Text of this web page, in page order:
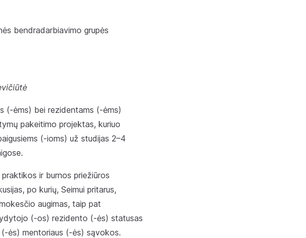
bendradarbiavimo grupės
(-ėms) bei rezidentams (-ėms)
pakeitimo projektas, kuriuo
(-ioms) už studijas 2–4
ir burnos priežiūros
po kurių, Seimui pritarus,
augimas, taip pat
(-os) rezidento (-ės) statusas
ės) mentoriaus (-ės) sąvokos.